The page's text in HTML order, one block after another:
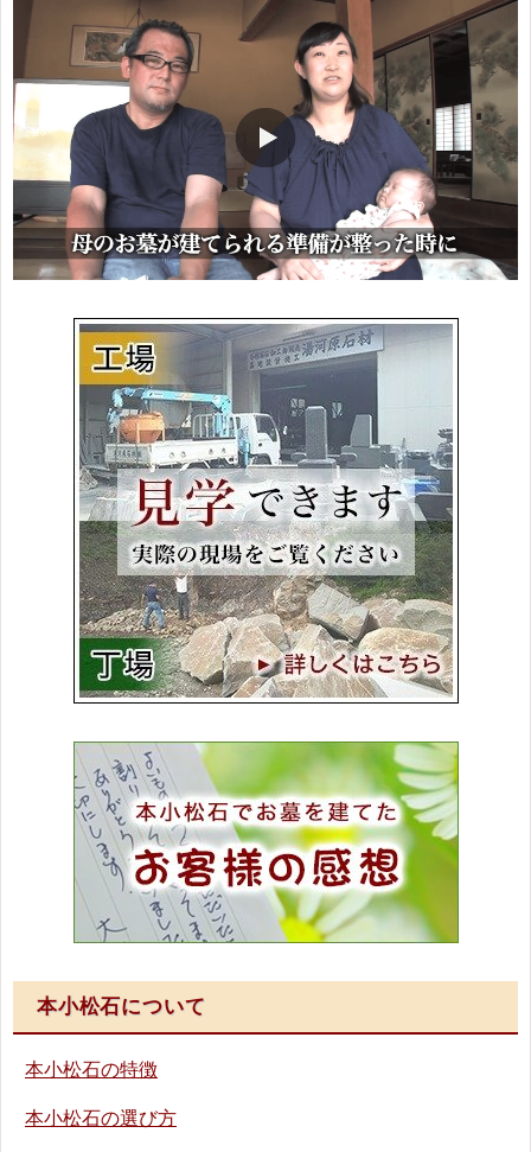
本小松石について
本小松石の特徴
本小松石の選び方